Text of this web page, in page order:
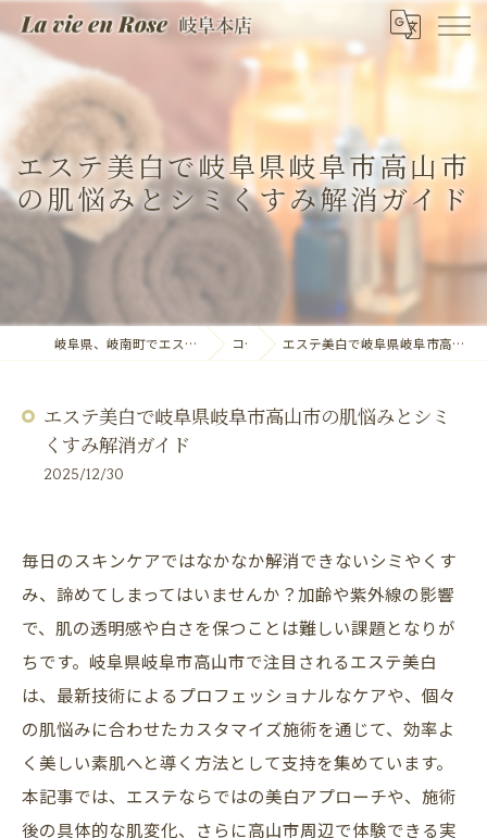
エステ美白で岐阜県岐阜市高山市
の肌悩みとシミくすみ解消ガイド
岐阜県、岐南町でエステならLa vie en Rose 岐阜本店 コラム エステ美白で岐阜県岐阜市高山市の肌悩みとシミくすみ解消ガイド
エステ美白で岐阜県岐阜市高山市の肌悩みとシミ
くすみ解消ガイド
2025/12/30
毎日のスキンケアではなかなか解消できないシミやくす
み、諦めてしまってはいませんか？加齢や紫外線の影響
で、肌の透明感や白さを保つことは難しい課題となりが
ちです。岐阜県岐阜市高山市で注目されるエステ美白
は、最新技術によるプロフェッショナルなケアや、個々
の肌悩みに合わせたカスタマイズ施術を通じて、効率よ
く美しい素肌へと導く方法として支持を集めています。
本記事では、エステならではの美白アプローチや、施術
後の具体的な肌変化、さらに高山市周辺で体験できる実